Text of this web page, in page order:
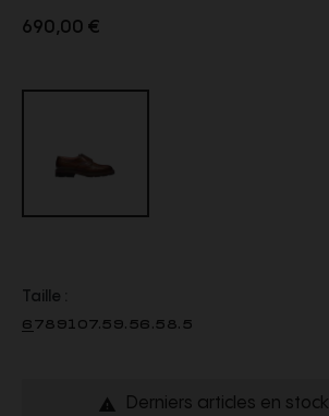
690,00 €
Taille :
6789107.59.56.58.5
 Derniers articles en stock